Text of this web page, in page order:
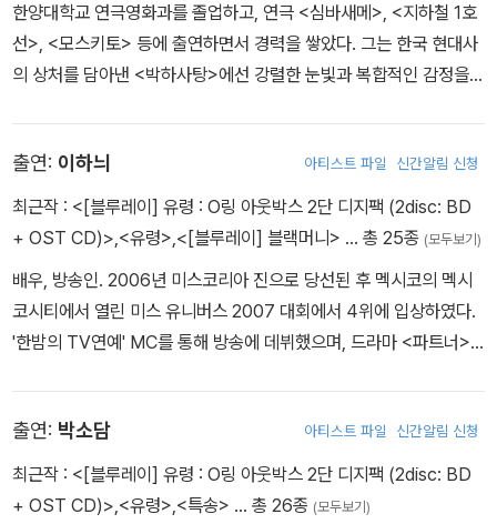
7. Castle 01:06
8. Secret poster 04:46
9. Surroundings 01:37
10. Chicken toe 05:41
11. Traitor 04:08
13. Interrogation chair 01:16
14. Find the ghost 03:36
15. Fighting ghost 07:50
16. Escape the castle 01:44
17. GHOST3 06:18
한양대학교 연극영화과를 졸업하고, 연극 <심바새메>, <지하철 1호
선>, <모스키토> 등에 출연하면서 경력을 쌓았다. 그는 한국 현대사
의 상처를 담아낸 <박하사탕>에선 강렬한 눈빛과 복합적인 감정을
극찬을 받았다. 그는 작품에 따라 체중 변화가 다양한 연기자이다. 2
004년 <역도산>에서 프로 레슬러를 연기하기 위해 무려 28kg의
체중을 늘렸고 곧바로 후속작인 <공공의 적 2>에서는 늘린 만큼 그
연하면서 다시 6kg를 줄였고, <그 놈 목소리> 때는 단식원까지 들어
가며 10kg를 줄여 아이를 잃은 아버지의 슬픔을 표현했다. <강철중:
공공의 적1-1>에선 2002년의 1편 때의 모습으로 돌아가기 위해 13k
g이나 체중을 늘렸다. 최근작으로는 <불한당>, <살인자의 기억법>
등이 있다.
출연: 이하늬 아티스트 파일 신간알림 신청
최근작 : <[블루레이] 유령 : O링 아웃박스 2단 디지팩 (2disc: BD
+ OST CD)>,<유령>,<[블루레이] 블랙머니> … 총 25종 (모두보기)
배우, 방송인. 2006년 미스코리아 진으로 당선된 후 멕시코의 멕시
코시티에서 열린 미스 유니버스 2007 대회에서 4위에 입상하였다.
'한밤의 TV연예' MC를 통해 방송에 데뷔했으며, 드라마 <파트너>,
출연: 박소담 아티스트 파일 신간알림 신청
최근작 : <[블루레이] 유령 : O링 아웃박스 2단 디지팩 (2disc: BD
+ OST CD)>,<유령>,<특송> … 총 26종 (모두보기)